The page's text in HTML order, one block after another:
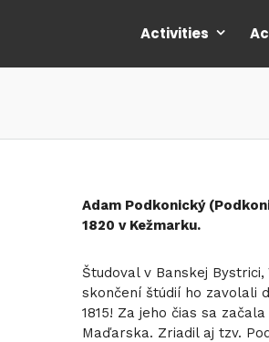
Activities
Adam Podkonický
1820 v Kežmarku.
Študoval v Banskej
skončení štúdií ho zavolali
1815! Za jeho čias sa
Maďarska. Zriadil aj tzv.